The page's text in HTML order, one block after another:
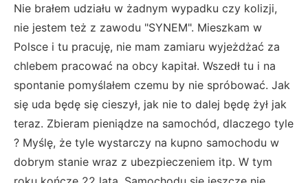
Nie brałem udziału w żadnym wypadku czy kolizji,
nie jestem też z zawodu "SYNEM". Mieszkam w
Polsce i tu pracuję, nie mam zamiaru wyjeżdżać za
chlebem pracować na obcy kapitał. Wszedł tu i na
spontanie pomyślałem czemu by nie spróbować. Jak
się uda będę się cieszył, jak nie to dalej będę żył jak
teraz. Zbieram pieniądze na samochód, dlaczego tyle
? Myślę, że tyle wystarczy na kupno samochodu w
dobrym stanie wraz z ubezpieczeniem itp. W tym